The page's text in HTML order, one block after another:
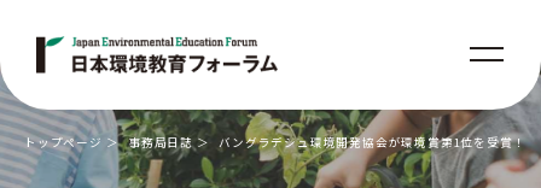
トップページ 事務局日誌 バングラデシュ環境開発協会が環境賞第1位を受賞！